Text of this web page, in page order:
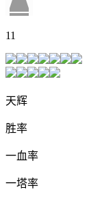
11
天辉
胜率
一血率
一塔率